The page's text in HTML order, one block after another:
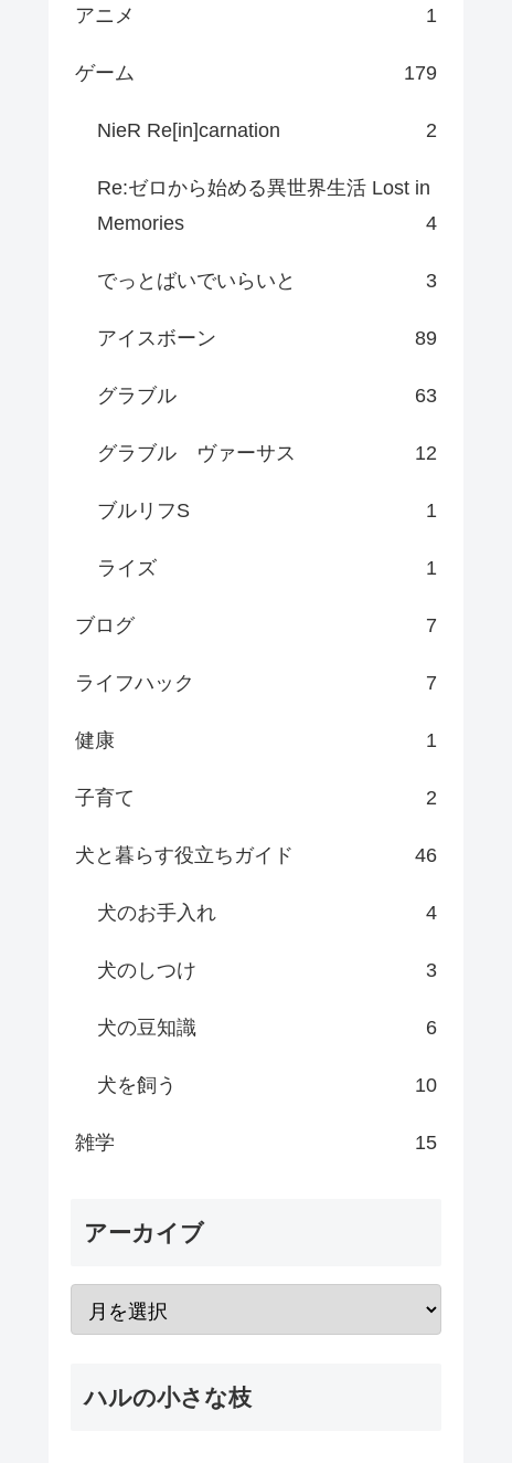
アニメ 1
ゲーム 179
NieR Re[in]carnation 2
Re:ゼロから始める異世界生活 Lost in
Memories
4
でっとばいでいらいと 3
アイスボーン 89
グラブル 63
グラブル ヴァーサス 12
ブルリフS 1
ライズ 1
ブログ 7
ライフハック 7
健康 1
子育て 2
犬と暮らす役立ちガイド 46
犬のお手入れ 4
犬のしつけ 3
犬の豆知識 6
犬を飼う 10
雑学 15
アーカイブ
ハルの小さな枝